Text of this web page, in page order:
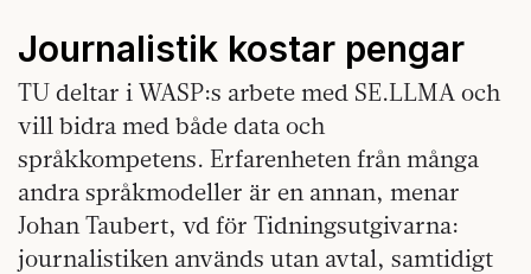
Journalistik kostar pengar
TU deltar i WASP:s arbete med SE.LLMA och
vill bidra med både data och
språkkompetens. Erfarenheten från många
andra språkmodeller är en annan, menar
Johan Taubert, vd för Tidningsutgivarna:
journalistiken används utan avtal, samtidigt